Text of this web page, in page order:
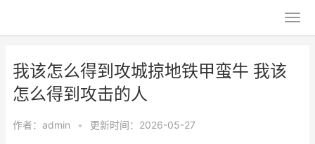
我该怎么得到攻城掠地铁甲蛮牛 我该
怎么得到攻击的人
作者： admin • 更新时间：2026-05-27